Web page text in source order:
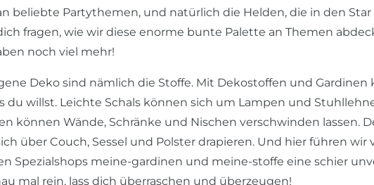
beliebte Partythemen, und natürlich die Helden, die in den Star
fragen, wie wir diese enorme bunte Palette an Themen
noch viel mehr!
Deko sind nämlich die Stoffe. Mit Dekostoffen und Gardinen
du willst. Leichte Schals können sich um Lampen und
können Wände, Schränke und Nischen verschwinden lassen.
über Couch, Sessel und Polster drapieren. Und hier führen wir
Spezialshops meine-gardinen und meine-stoffe eine schier
mal rein, lass dich überraschen und überzeugen!